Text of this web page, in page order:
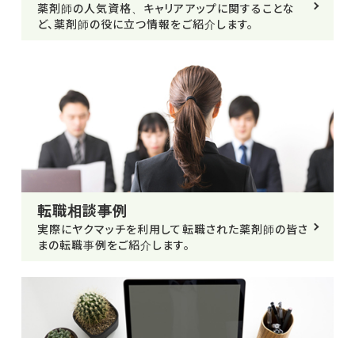
薬剤師の人気資格、キャリアアップに関することな
ど、薬剤師の役に立つ情報をご紹介します。
転職相談事例
実際にヤクマッチを利用して転職された薬剤師の皆さ
まの転職事例をご紹介します。